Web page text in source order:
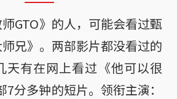
GTO》的人，可能会看过甄
兄》。两部影片都没看过的
天有在网上看过《他可以很
分多钟的短片。领衔主演：